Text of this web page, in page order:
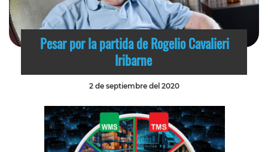
Pesar por la partida de Rogelio Cavalieri
Iribarne
2 de septiembre del 2020